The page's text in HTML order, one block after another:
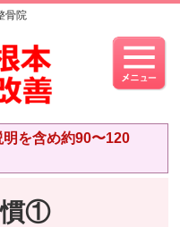
骨院
を含め約90〜120
慣①